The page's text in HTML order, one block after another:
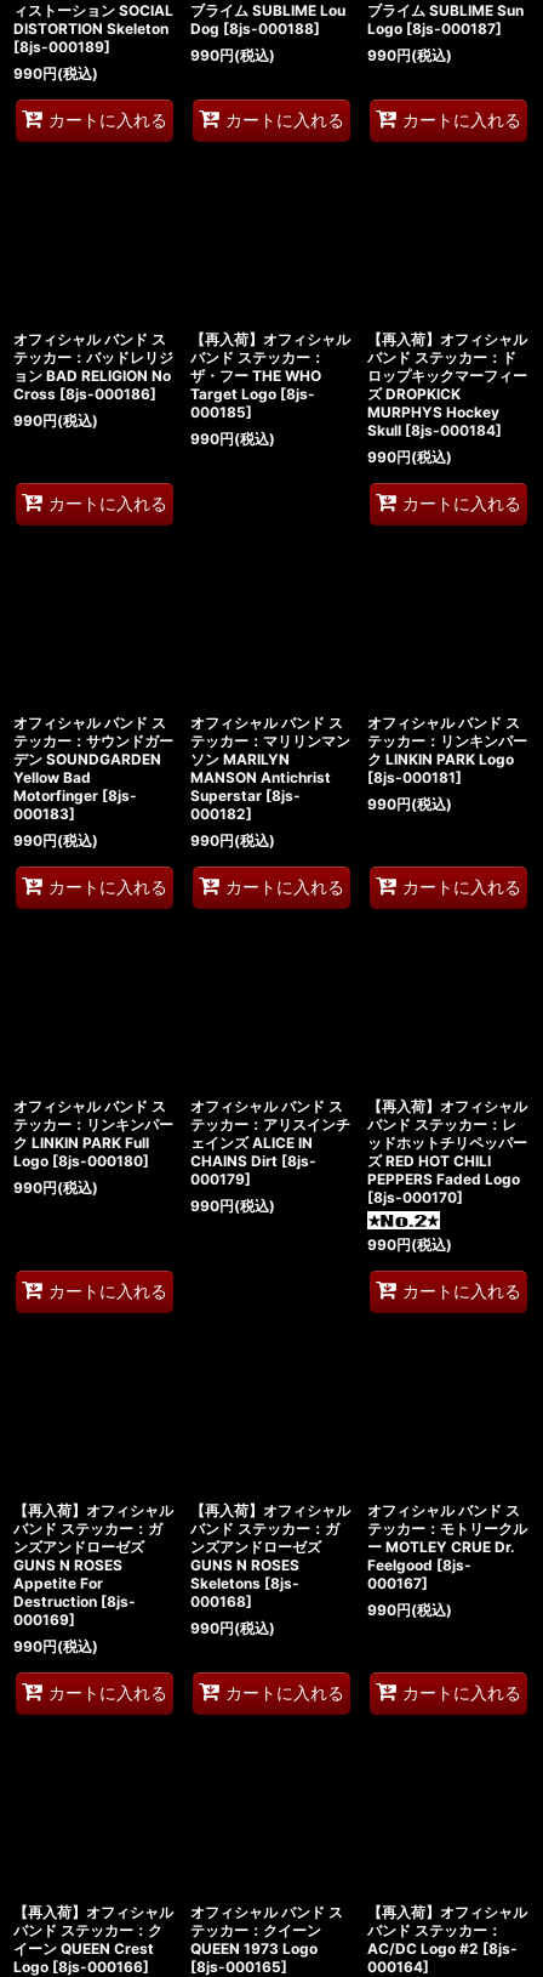
ィストーション SOCIAL
DISTORTION Skeleton
[8js-000189]
990円(税込)
カートに入れる
ブライム SUBLIME Lou
Dog [8js-000188]
990円(税込)
カートに入れる
ブライム SUBLIME Sun
Logo [8js-000187]
990円(税込)
カートに入れる
オフィシャル バンド ス
テッカー：バッドレリジ
ョン BAD RELIGION No
Cross [8js-000186]
990円(税込)
カートに入れる
【再入荷】オフィシャル
バンド ステッカー：
ザ・フー THE WHO
Target Logo [8js-
000185]
990円(税込)
【再入荷】オフィシャル
バンド ステッカー：ド
ロップキックマーフィー
ズ DROPKICK
MURPHYS Hockey
Skull [8js-000184]
990円(税込)
カートに入れる
オフィシャル バンド ス
テッカー：サウンドガー
デン SOUNDGARDEN
Yellow Bad
Motorfinger [8js-
000183]
990円(税込)
カートに入れる
オフィシャル バンド ス
テッカー：マリリンマン
ソン MARILYN
MANSON Antichrist
Superstar [8js-
000182]
990円(税込)
カートに入れる
オフィシャル バンド ス
テッカー：リンキンパー
ク LINKIN PARK Logo
[8js-000181]
990円(税込)
カートに入れる
オフィシャル バンド ス
テッカー：リンキンパー
ク LINKIN PARK Full
Logo [8js-000180]
990円(税込)
カートに入れる
オフィシャル バンド ス
テッカー：アリスインチ
ェインズ ALICE IN
CHAINS Dirt [8js-
000179]
990円(税込)
【再入荷】オフィシャル
バンド ステッカー：レ
ッドホットチリペッパー
ズ RED HOT CHILI
PEPPERS Faded Logo
[8js-000170]
990円(税込)
カートに入れる
【再入荷】オフィシャル
バンド ステッカー：ガ
ンズアンドローゼズ
GUNS N ROSES
Appetite For
Destruction [8js-
000169]
990円(税込)
カートに入れる
【再入荷】オフィシャル
バンド ステッカー：ガ
ンズアンドローゼズ
GUNS N ROSES
Skeletons [8js-
000168]
990円(税込)
カートに入れる
オフィシャル バンド ス
テッカー：モトリークル
ー MOTLEY CRUE Dr.
Feelgood [8js-
000167]
990円(税込)
カートに入れる
【再入荷】オフィシャル
バンド ステッカー：ク
イーン QUEEN Crest
Logo [8js-000166]
オフィシャル バンド ス
テッカー：クイーン
QUEEN 1973 Logo
[8js-000165]
【再入荷】オフィシャル
バンド ステッカー：
AC/DC Logo #2 [8js-
000164]